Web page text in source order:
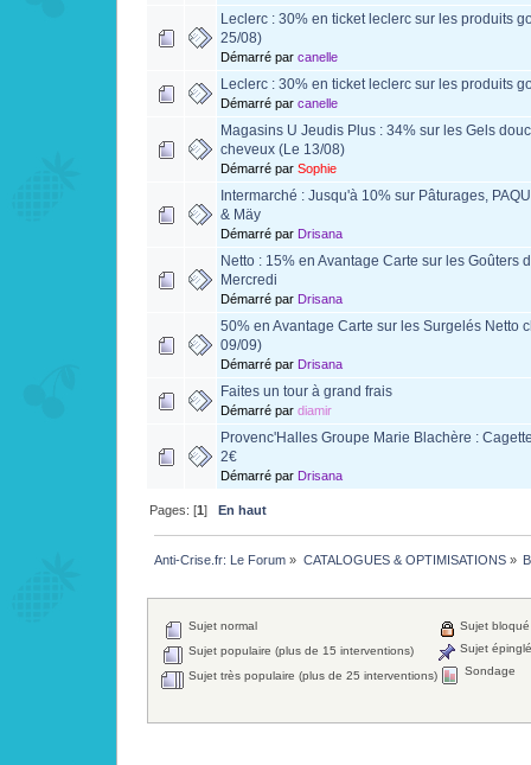
Leclerc : 30% en ticket leclerc sur les produits
25/08)
Démarré par canelle
Leclerc : 30% en ticket leclerc sur les produits
Démarré par canelle
Magasins U Jeudis Plus : 34% sur les Gels
cheveux (Le 13/08)
Démarré par Sophie
Intermarché : Jusqu'à 10% sur Pâturages,
& Mäy
Démarré par Drisana
Netto : 15% en Avantage Carte sur les Goûters
Mercredi
Démarré par Drisana
50% en Avantage Carte sur les Surgelés Netto
09/09)
Démarré par Drisana
Faites un tour à grand frais
Démarré par diamir
Provenc'Halles Groupe Marie Blachère :
2€
Démarré par Drisana
Pages: [1]En haut
Anti-Crise.fr: Le Forum » CATALOGUES & OPTIMISATIONS»
Sujet normal
Sujet populaire (plus de 15 interventions)
Sujet très populaire (plus de 25 interventions)
Sujet bloqué
Sujet
Sondage